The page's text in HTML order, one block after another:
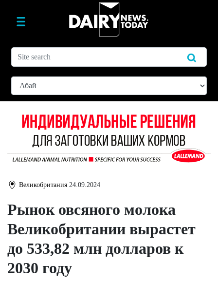
Великобритания 24.09.2024
Рынок овсяного молока
Великобритании вырастет
до 533,82 млн долларов к
2030 году